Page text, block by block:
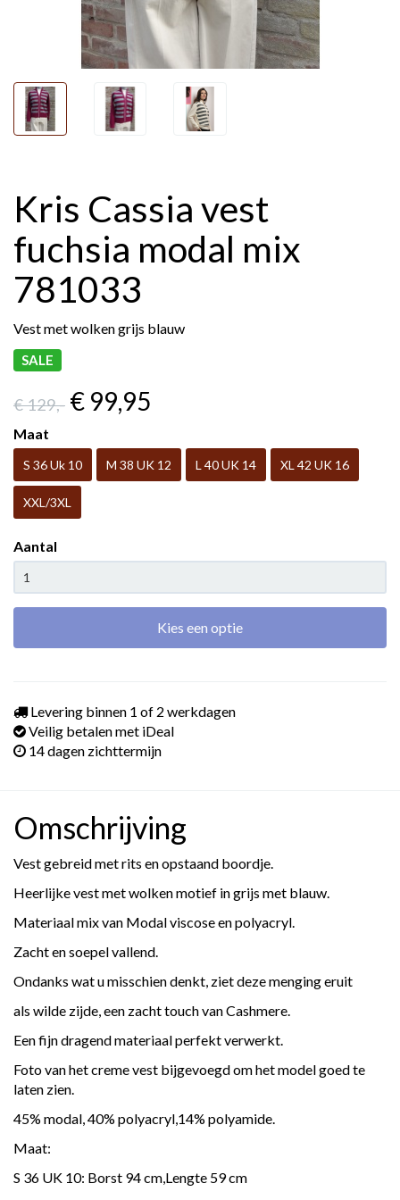
Kris Cassia vest
fuchsia modal mix
781033
Vest met wolken grijs blauw
SALE
€ 129,- € 99,95
Maat
S 36 Uk 10 M 38 UK 12 L 40 UK 14 XL 42 UK 16
XXL/3XL
Aantal
Kies een optie
Levering binnen 1 of 2 werkdagen
Veilig betalen met iDeal
14 dagen zichttermijn
Omschrijving
Vest gebreid met rits en opstaand boordje.
Heerlijke vest met wolken motief in grijs met blauw.
Materiaal mix van Modal viscose en polyacryl.
Zacht en soepel vallend.
Ondanks wat u misschien denkt, ziet deze menging eruit
als wilde zijde, een zacht touch van Cashmere.
Een fijn dragend materiaal perfekt verwerkt.
Foto van het creme vest bijgevoegd om het model goed te
laten zien.
45% modal, 40% polyacryl,14% polyamide.
Maat:
S 36 UK 10: Borst 94 cm,Lengte 59 cm